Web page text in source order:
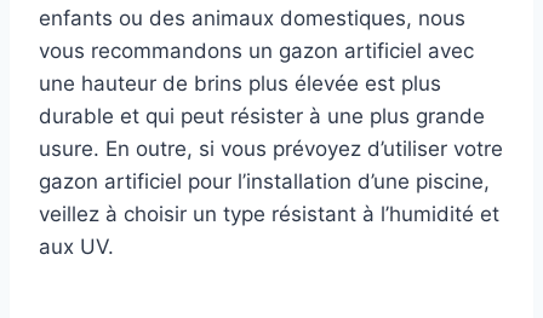
enfants ou des animaux domestiques, nous
vous recommandons un gazon artificiel avec
une hauteur de brins plus élevée est plus
durable et qui peut résister à une plus grande
usure. En outre, si vous prévoyez d’utiliser votre
gazon artificiel pour l’installation d’une piscine,
veillez à choisir un type résistant à l’humidité et
aux UV.